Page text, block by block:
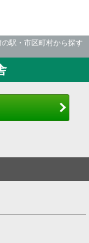
の駅・市区町村から探す